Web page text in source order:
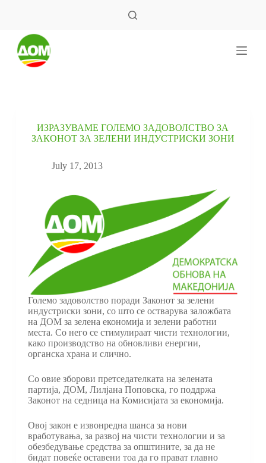
ИЗРАЗУВАМЕ ГОЛЕМО ЗАДОВОЛСТВО ЗА
ЗАКОНОТ ЗА ЗЕЛЕНИ ИНДУСТРИСКИ ЗОНИ
July 17, 2013
Големо задоволство поради Законот за зелени
индустриски зони, со што се остварува заложбата
на ДОМ за зелена економија и зелени работни
места. Со него се стимулираат чисти технологии,
како производство на обновливи енергии,
органска храна и слично.
Со овие зборови претседателката на зелената
партија, ДОМ, Лилјана Поповска, го поддржа
Законот на седница на Комисијата за економија.
Овој закон е извонредна шанса за нови
вработувања, за развој на чисти технологии и за
обезбедување средства за општините, за да не
бидат повеќе оставени тоа да го прават главно